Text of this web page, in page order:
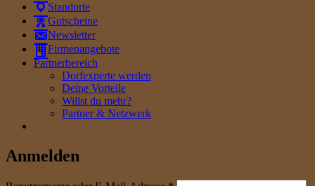
Standorte
Gutscheine
Newsletter
Firmenangebote
Partnerbereich
Dorfexperte werden
Deine Vorteile
Willst du mehr?
Partner & Netzwerk
Anmelden